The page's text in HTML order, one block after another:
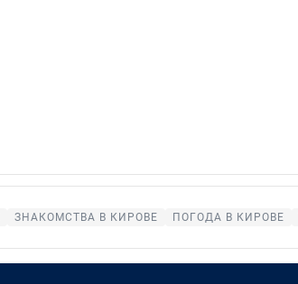
ЗНАКОМСТВА В КИРОВЕ ПОГОДА В КИРОВЕ